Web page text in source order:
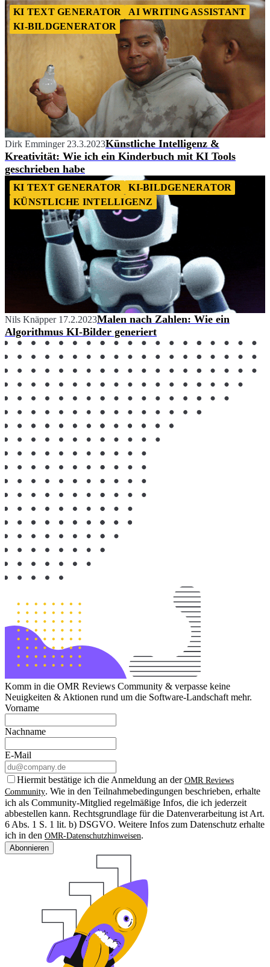
KI TEXT GENERATOR
AI WRITING ASSISTANT
KI-BILDGENERATOR
Dirk Emminger 23.3.2023Künstliche Intelligenz &
Kreativität: Wie ich ein Kinderbuch mit KI Tools
geschrieben habe
KI TEXT GENERATOR
KI-BILDGENERATOR
KÜNSTLICHE INTELLIGENZ
Nils Knäpper 17.2.2023Malen nach Zahlen: Wie ein
Algorithmus KI-Bilder generiert
Komm in die OMR Reviews Community & verpasse keine
Neuigkeiten & Aktionen rund um die Software-Landschaft mehr.
Vorname
Nachname
E-Mail
Hiermit bestätige ich die Anmeldung an der OMR Reviews
Community. Wie in den Teilnahmebedingungen beschrieben, erhalte
ich als Community-Mitglied regelmäßige Infos, die ich jederzeit
abbestellen kann. Rechtsgrundlage für die Datenverarbeitung ist Art.
6 Abs. 1 S. 1 lit. b) DSGVO. Weitere Infos zum Datenschutz erhalte
ich in den OMR-Datenschutzhinweisen.
Abonnieren